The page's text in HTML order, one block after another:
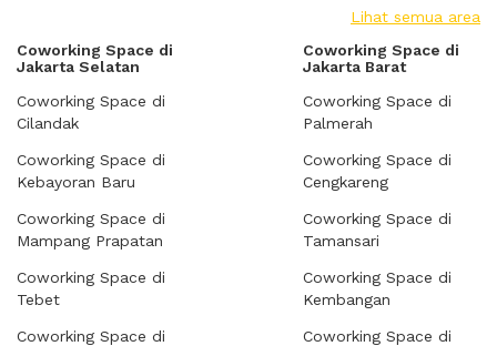
Lihat semua area
Coworking Space di
Jakarta Selatan
Coworking Space di
Cilandak
Coworking Space di
Kebayoran Baru
Coworking Space di
Mampang Prapatan
Coworking Space di
Tebet
Coworking Space di
Coworking Space di
Jakarta Barat
Coworking Space di
Palmerah
Coworking Space di
Cengkareng
Coworking Space di
Tamansari
Coworking Space di
Kembangan
Coworking Space di